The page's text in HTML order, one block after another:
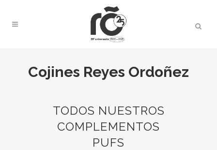
Cojines Reyes Ordoñez
TODOS NUESTROS
COMPLEMENTOS
PUFS